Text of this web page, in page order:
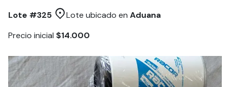
Lote #325 Lote ubicado en Aduana
Precio inicial $14.000